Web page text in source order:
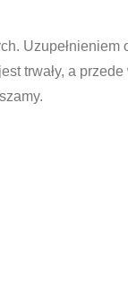
Uzupełnieniem
trwały, a